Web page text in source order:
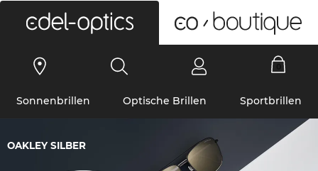
Sonnenbrillen Optische Brillen Sportbrillen
OAKLEY SILBER